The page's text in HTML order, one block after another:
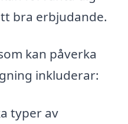
bra erbjudande.
kan påverka
inkluderar:
typer av